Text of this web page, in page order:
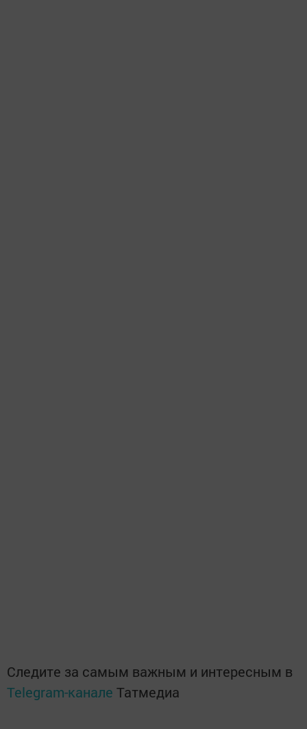
Следите за самым важным и интересным в
Telegram-канале Татмедиа